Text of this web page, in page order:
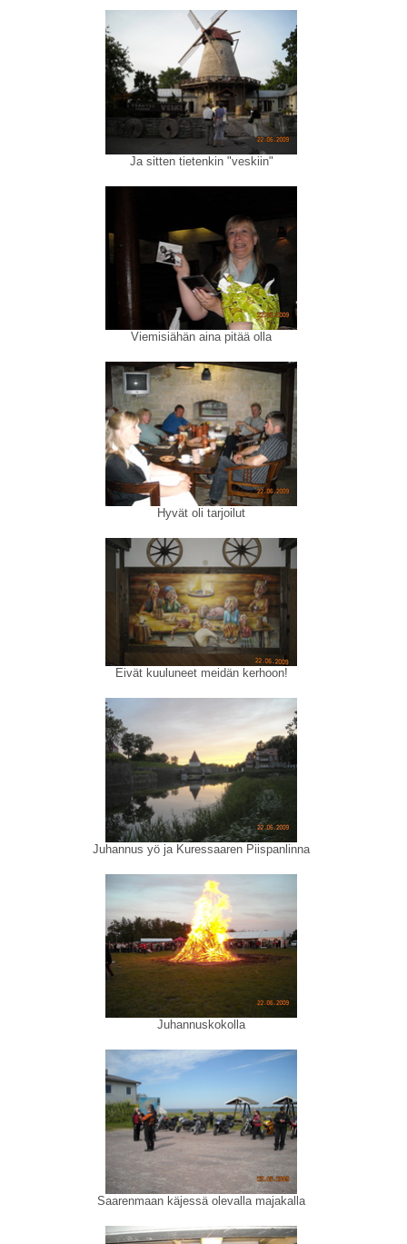
Ja sitten tietenkin "veskiin"
Viemisiähän aina pitää olla
Hyvät oli tarjoilut
Eivät kuuluneet meidän kerhoon!
Juhannus yö ja Kuressaaren Piispanlinna
Juhannuskokolla
Saarenmaan käjessä olevalla majakalla